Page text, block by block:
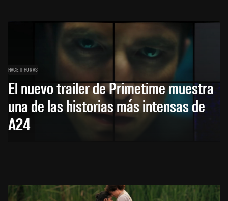
HACE 11 HORAS
El nuevo trailer de Primetime muestra
una de las historias más intensas de
A24